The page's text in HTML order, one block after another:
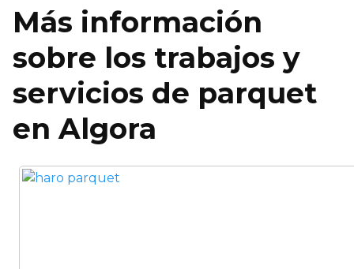
Más información
sobre los trabajos y
servicios de parquet
en Algora